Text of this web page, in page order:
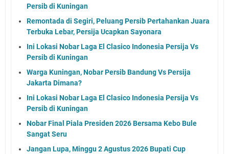
Persib di Kuningan
Remontada di Segiri, Peluang Persib Pertahankan Juara
Terbuka Lebar, Persija Ucapkan Sayonara
Ini Lokasi Nobar Laga El Clasico Indonesia Persija Vs
Persib di Kuningan
Warga Kuningan, Nobar Persib Bandung Vs Persija
Jakarta Dimana?
Ini Lokasi Nobar Laga El Clasico Indonesia Persija Vs
Persib di Kuningan
Nobar Final Piala Presiden 2026 Bersama Kebo Bule
Sangat Seru
Jangan Lupa, Minggu 2 Agustus 2026 Bupati Cup